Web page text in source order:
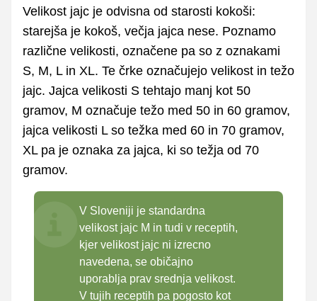
Velikost jajc je odvisna od starosti kokoši:
starejša je kokoš, večja jajca nese. Poznamo
različne velikosti, označene pa so z oznakami
S, M, L in XL. Te črke označujejo velikost in težo
jajc. Jajca velikosti S tehtajo manj kot 50
gramov, M označuje težo med 50 in 60 gramov,
jajca velikosti L so težka med 60 in 70 gramov,
XL pa je oznaka za jajca, ki so težja od 70
gramov.
V Sloveniji je standardna
velikost jajc M in tudi v receptih,
kjer velikost jajc ni izrecno
navedena, se običajno
uporablja prav srednja velikost.
V tujih receptih pa pogosto kot